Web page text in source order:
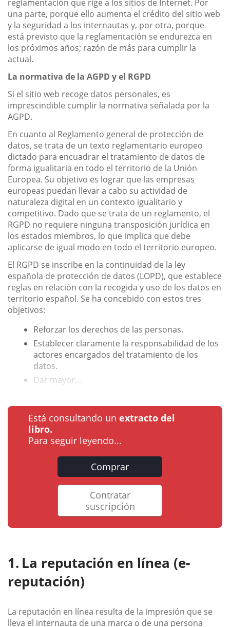
reglamentación que rige a los sitios de Internet. Por
una parte, porque ello aumenta el crédito del sitio web
y la seguridad a los internautas y, por otra, porque
está previsto que la reglamentación se endurezca en
los próximos años; razón de más para cumplir la
actual.
La normativa de la AGPD y el RGPD
Si el sitio web recoge datos personales, es
imprescindible cumplir la normativa señalada por la
AGPD.
En cuanto al Reglamento general de protección de
datos, se trata de un texto reglamentario europeo
dictado para encuadrar el tratamiento de datos de
forma igualitaria en todo el territorio de la Unión
Europea. Su objetivo es lograr que las empresas
europeas puedan llevar a cabo su actividad de
naturaleza digital en un contexto igualitario y
competitivo. Dado que se trata de un reglamento, el
RGPD no requiere ninguna transposición jurídica en
los estados miembros, lo que implica que debe
aplicarse de igual modo en todo el territorio europeo.
El RGPD se inscribe en la continuidad de la ley
española de protección de datos (LOPD), que establece
reglas en relación con la recogida y uso de los datos en
territorio español. Se ha concebido con estos tres
objetivos:
Reforzar los derechos de las personas.
Establecer claramente la responsabilidad de los
actores encargados del tratamiento de los
datos.
Dar mayor...
Está consultando un extracto del
libro.
Para seguir leyendo...
Comprar
Contratar
suscripción
La reputación en línea (e-
reputación)
La reputación en línea resulta de la impresión que se
lleva el internauta de una marca o de una persona